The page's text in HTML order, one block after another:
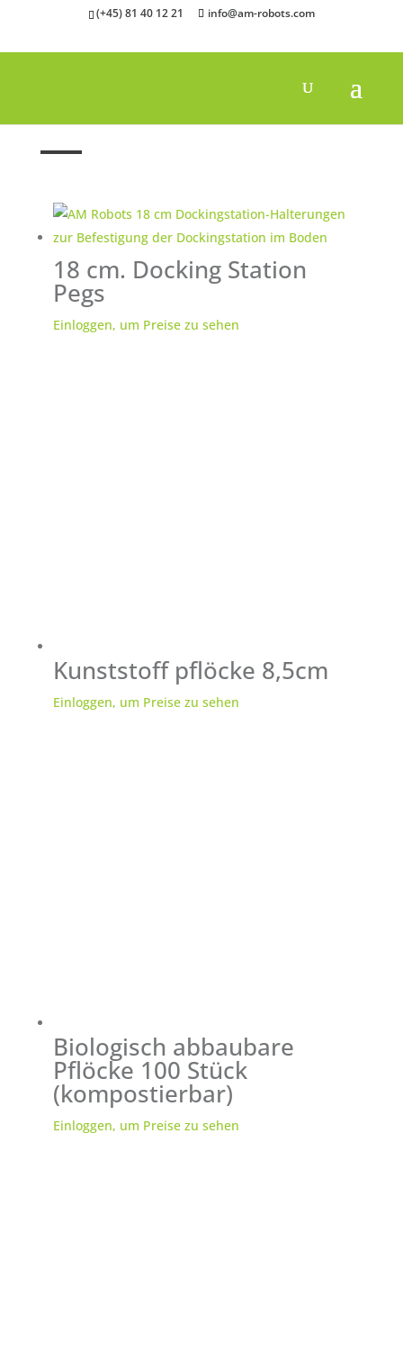
(+45) 81 40 12 21 info@am-robots.com
18 cm. Docking Station
Pegs
Einloggen, um Preise zu sehen
Kunststoff pflöcke 8,5cm
Einloggen, um Preise zu sehen
Biologisch abbaubare
Pflöcke 100 Stück
(kompostierbar)
Einloggen, um Preise zu sehen